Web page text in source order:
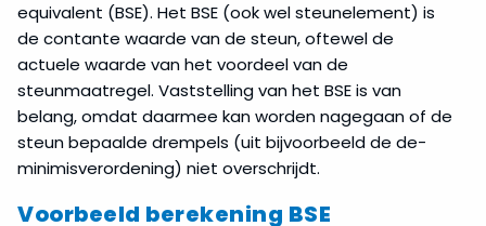
equivalent (BSE). Het BSE (ook wel steunelement) is
de contante waarde van de steun, oftewel de
actuele waarde van het voordeel van de
steunmaatregel. Vaststelling van het BSE is van
belang, omdat daarmee kan worden nagegaan of de
steun bepaalde drempels (uit bijvoorbeeld de de-
minimisverordening) niet overschrijdt.
Voorbeeld berekening BSE